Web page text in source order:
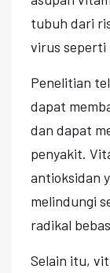
tubuh dari
virus seperti
Penelitian
dapat
dan dapat
penyakit.
antioksidan
melindungi
radikal
Selain itu,